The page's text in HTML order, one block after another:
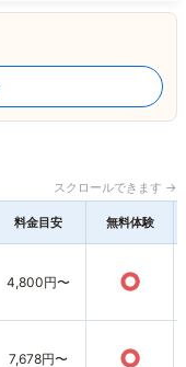
スクロールできます →
料金目安 無料体験
4,800円〜 ○
7,678円〜 ○